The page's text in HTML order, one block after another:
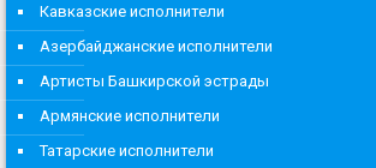
Кавказские исполнители
Азербайджанские исполнители
Артисты Башкирской эстрады
Армянские исполнители
Татарские исполнители